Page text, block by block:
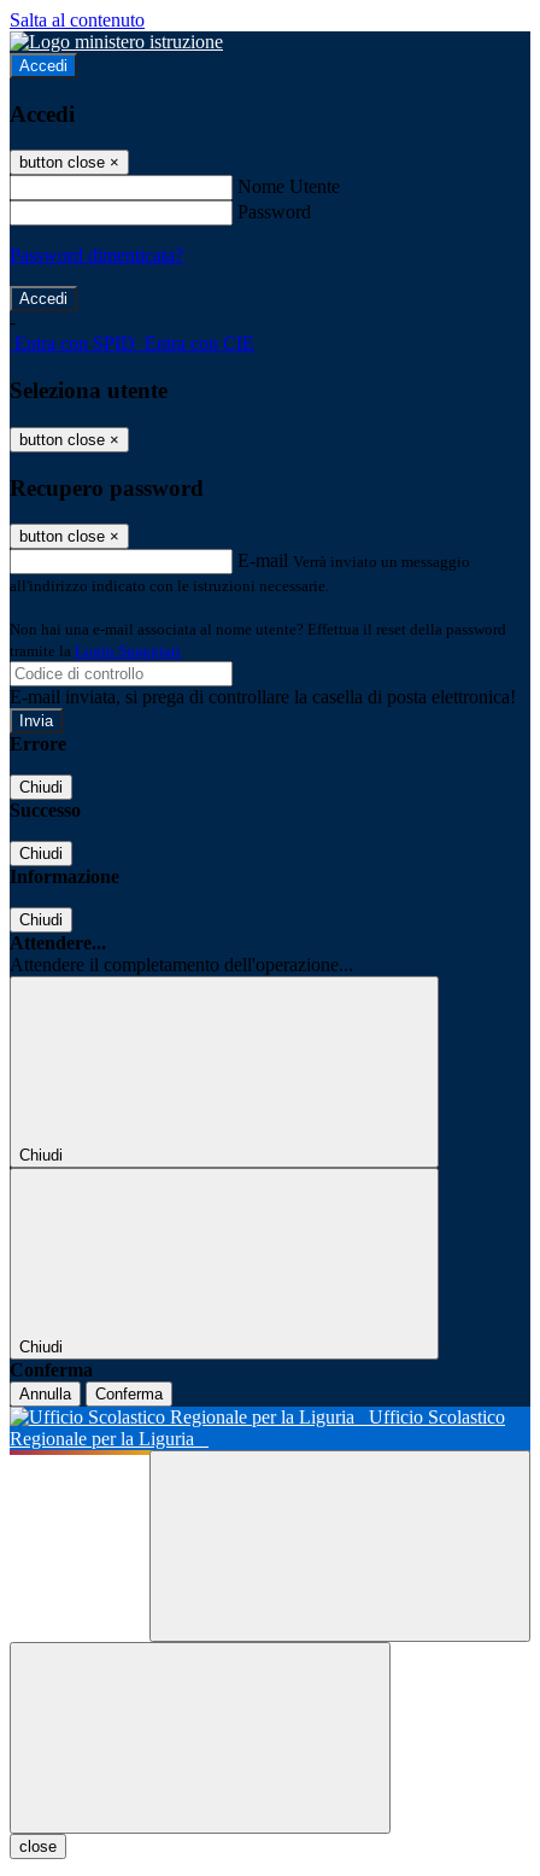
Salta al contenuto
Accedi
Accedi
button close ×
Nome Utente
Password
Password dimenticata?
-
Entra con SPID Entra con CIE
Seleziona utente
button close ×
Recupero password
button close ×
E-mail Verrà inviato un messaggio
all'indirizzo indicato con le istruzioni necessarie.
Non hai una e-mail associata al nome utente? Effettua il reset della password
tramite la Login Spaggiari
E-mail inviata, si prega di controllare la casella di posta elettronica!
Errore
Chiudi
Successo
Chiudi
Informazione
Chiudi
Attendere...
Attendere il completamento dell'operazione...
Chiudi
Chiudi
Conferma
Annulla Conferma
Ufficio Scolastico
Regionale per la Liguria
close